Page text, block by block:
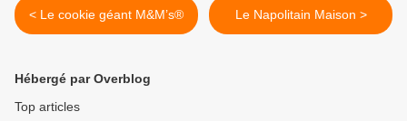
< Le cookie géant M&M’s® Le Napolitain Maison >
Hébergé par Overblog
Top articles